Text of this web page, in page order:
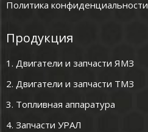
Политика конфиденциальности
Продукция
1. Двигатели и запчасти ЯМЗ
2. Двигатели и запчасти ТМЗ
3. Топливная аппаратура
4. Запчасти УРАЛ